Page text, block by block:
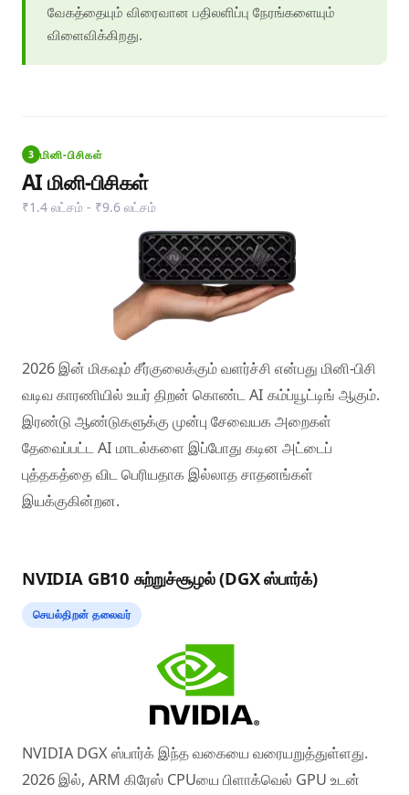
வேகத்தையும் விரைவான பதிலளிப்பு நேரங்களையும்
விளைவிக்கிறது.
3 மினி-பிசிகள்
AI மினி-பிசிகள்
₹1.4 லட்சம் - ₹9.6 லட்சம்
2026 இன் மிகவும் சீர்குலைக்கும் வளர்ச்சி என்பது மினி-பிசி
வடிவ காரணியில் உயர் திறன் கொண்ட AI கம்ப்யூட்டிங் ஆகும்.
இரண்டு ஆண்டுகளுக்கு முன்பு சேவையக அறைகள்
தேவைப்பட்ட AI மாடல்களை இப்போது கடின அட்டைப்
புத்தகத்தை விட பெரியதாக இல்லாத சாதனங்கள்
இயக்குகின்றன.
NVIDIA GB10 சுற்றுச்சூழல் (DGX ஸ்பார்க்)
செயல்திறன் தலைவர்
NVIDIA DGX ஸ்பார்க் இந்த வகையை வரையறுத்துள்ளது.
2026 இல், ARM கிரேஸ் CPUயை பிளாக்வெல் GPU உடன்